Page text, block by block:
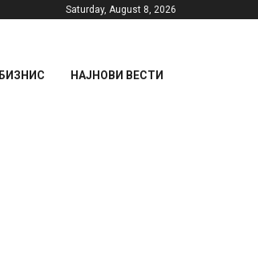
Saturday, August 8, 2026
БИЗНИС НАЈНОВИ ВЕСТИ